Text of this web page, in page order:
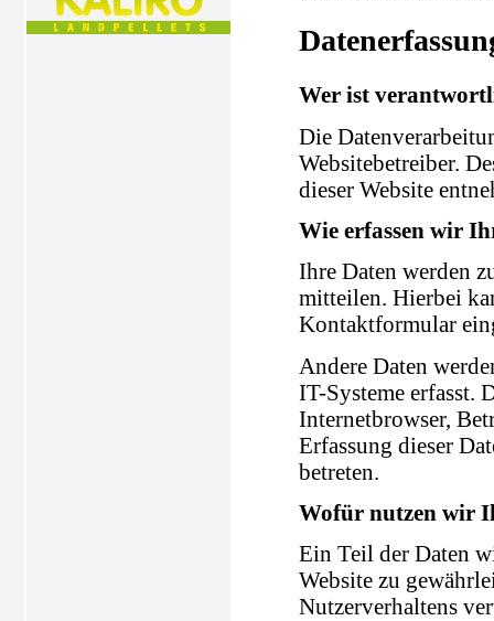
Wer ist
Die
Websitebetreiber.
dieser Website
Wie erfassen wir
Ihre Daten werden
mitteilen. Hierbei
Kontaktformular
Andere Daten
IT-Systeme erfasst.
Internetbrowser,
Erfassung dieser
betreten.
Wofür nutzen wir
Ein Teil der Daten
Website zu
Nutzerverhaltens